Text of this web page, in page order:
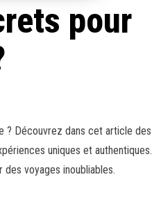
pour
? Découvrez dans cet article des
uniques et authentiques.
voyages inoubliables.